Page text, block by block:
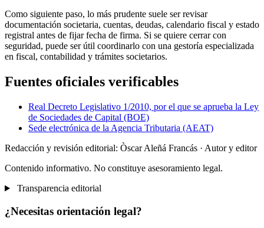
Como siguiente paso, lo más prudente suele ser revisar
documentación societaria, cuentas, deudas, calendario fiscal y estado
registral antes de fijar fecha de firma. Si se quiere cerrar con
seguridad, puede ser útil coordinarlo con una gestoría especializada
en fiscal, contabilidad y trámites societarios.
Fuentes oficiales verificables
Real Decreto Legislativo 1/2010, por el que se aprueba la Ley
de Sociedades de Capital (BOE)
Sede electrónica de la Agencia Tributaria (AEAT)
Redacción y revisión editorial: Òscar Aleñá Francás · Autor y editor
Contenido informativo. No constituye asesoramiento legal.
Transparencia editorial
¿Necesitas orientación legal?